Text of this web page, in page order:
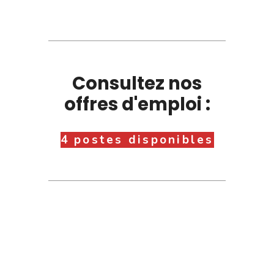
Consultez nos
offres d'emploi :
4 postes disponibles